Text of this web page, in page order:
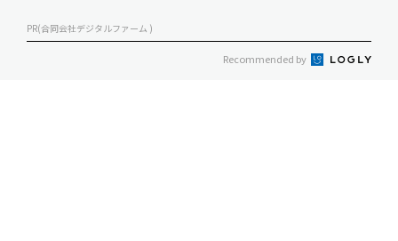
PR(合同会社デジタルファーム )
Recommended by